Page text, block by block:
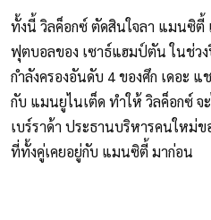
ทั้งนี้ วิลค็อกซ์ ตัดสินใจลา แมนซิตี้
ฟุตบอลของ เซาธ์แฮมป์ตัน ในช่ว
กำลังครองอันดับ 4 ของศึก เดอะ
กับ แมนยูไนเต็ด ทำให้ วิลค็อกซ์ จ
เบร์ราด้า ประธานบริหารคนใหม่ข
ที่ทั้งคู่เคยอยู่กับ แมนซิตี้ มาก่อน